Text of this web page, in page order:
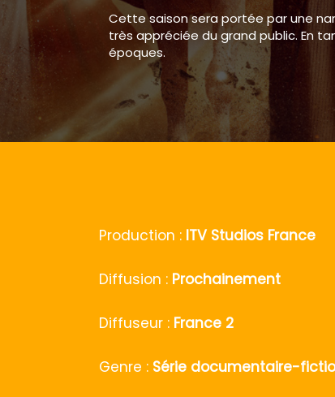
Cette saison sera portée par une
très appréciée du grand public. En
époques.
Production : ITV Studios France
Diffusion : Prochainement
Diffuseur : France 2
Genre : Série documentaire-